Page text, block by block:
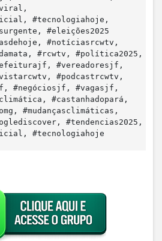
#tecnologiahoje,
#eleições2025
#notíciasrcwtv,
#rcwtv, #política2025,
#vereadoresjf,
#podcastrcwtv,
#negóciosjf, #vagasjf,
#castanhadopará,
#mudançasclimáticas,
#tendencias2025,
#tecnologiahoje